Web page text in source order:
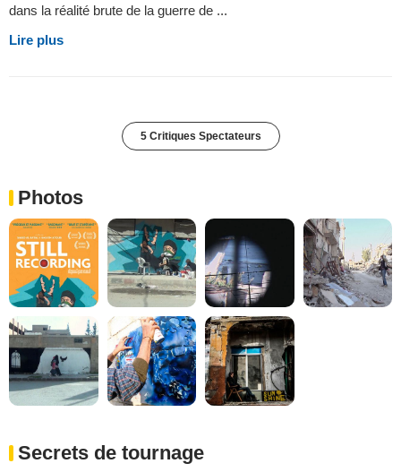
dans la réalité brute de la guerre de ...
Lire plus
5 Critiques Spectateurs
Photos
Secrets de tournage